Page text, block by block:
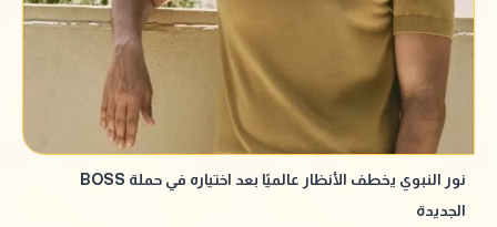
نور النبوي يخطف الأنظار عالميًا بعد اختياره في حملة BOSS
الجديدة